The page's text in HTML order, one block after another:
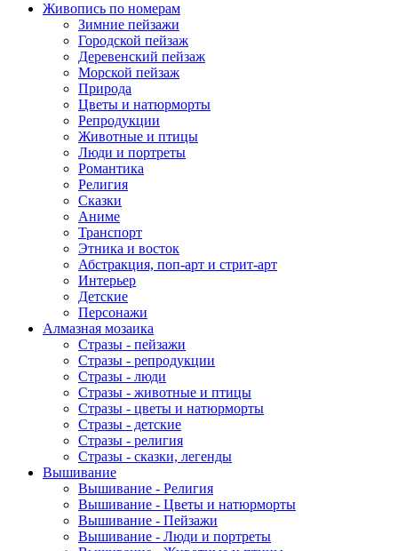
Живопись по номерам
Зимние пейзажи
Городской пейзаж
Деревенский пейзаж
Морской пейзаж
Природа
Цветы и натюрморты
Репродукции
Животные и птицы
Люди и портреты
Романтика
Религия
Сказки
Аниме
Транспорт
Этника и восток
Абстракция, поп-арт и стрит-арт
Интерьер
Детские
Персонажи
Алмазная мозаика
Стразы - пейзажи
Стразы - репродукции
Стразы - люди
Стразы - животные и птицы
Стразы - цветы и натюрморты
Стразы - детские
Стразы - религия
Стразы - сказки, легенды
Вышивание
Вышивание - Религия
Вышивание - Цветы и натюрморты
Вышивание - Пейзажи
Вышивание - Люди и портреты